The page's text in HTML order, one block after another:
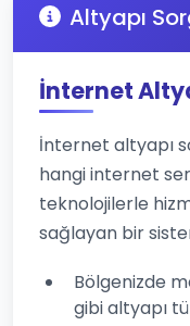
Altyapı
İnternet
İnternet altyapı
hangi internet
teknolojilerle
sağlayan bir
Bölgenizde
gibi altyapı